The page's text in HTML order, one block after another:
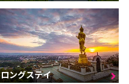
ロングステイ